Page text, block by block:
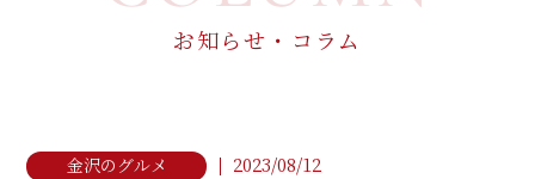
NEWS・COLUMN
RESERVE / CONTACT
お知らせ・コラム
金沢のグルメ 2023/08/12